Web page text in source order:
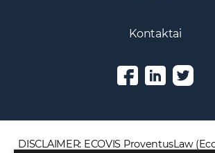
Kontaktai
DISCLAIMER: ECOVIS ProventusLaw